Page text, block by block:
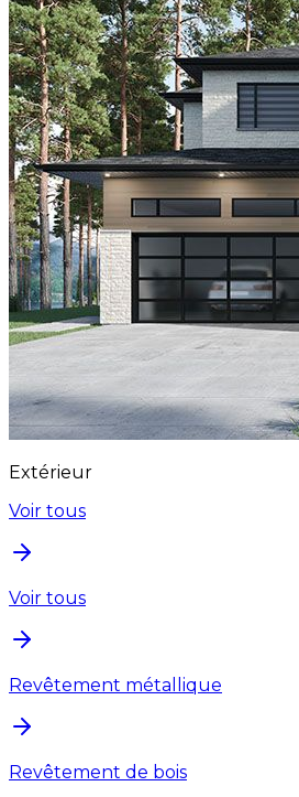
Extérieur
Voir tous
Voir tous
Revêtement métallique
Revêtement de bois